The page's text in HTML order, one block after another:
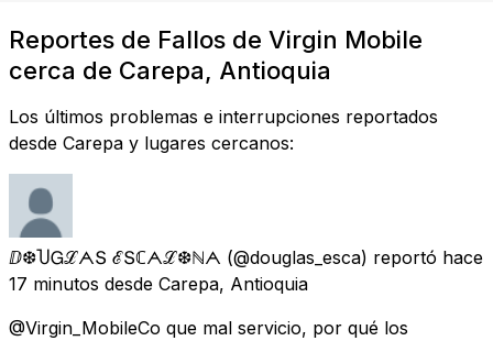
Reportes de Fallos de Virgin Mobile
cerca de Carepa, Antioquia
Los últimos problemas e interrupciones reportados
desde Carepa y lugares cercanos:
ⅅ❆ႮᏀℒᗅՏ ℰՏℂᗅℒ❆ℕᗅ (@douglas_esca) reportó hace
17 minutos desde Carepa, Antioquia
@Virgin_MobileCo que mal servicio, por qué los